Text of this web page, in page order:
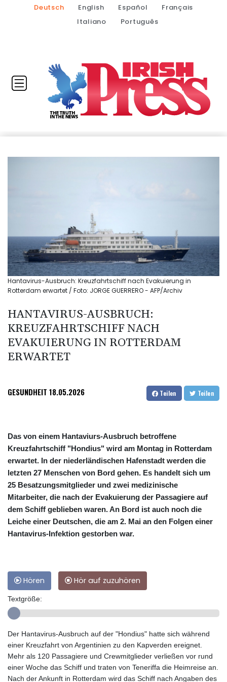
Deutsch English Español
Français
Italiano
Português
Hantavirus-Ausbruch: Kreuzfahrtschiff nach Evakuierung in
Rotterdam erwartet / Foto: JORGE GUERRERO - AFP/Archiv
HANTAVIRUS-AUSBRUCH:
KREUZFAHRTSCHIFF NACH
EVAKUIERUNG IN ROTTERDAM
ERWARTET
GESUNDHEIT 18.05.2026 Teilen Teilen
Das von einem Hantaviurs-Ausbruch betroffene
Kreuzfahrtschiff "Hondius" wird am Montag in Rotterdam
erwartet. In der niederländischen Hafenstadt werden die
letzten 27 Menschen von Bord gehen. Es handelt sich um
25 Besatzungsmitglieder und zwei medizinische
Mitarbeiter, die nach der Evakuierung der Passagiere auf
dem Schiff geblieben waren. An Bord ist auch noch die
Leiche einer Deutschen, die am 2. Mai an den Folgen einer
Hantavirus-Infektion gestorben war.
Hören Hör auf zuzuhören
Textgröße:
Der Hantavirus-Ausbruch auf der "Hondius" hatte sich während
einer Kreuzfahrt von Argentinien zu den Kapverden ereignet.
Mehr als 120 Passagiere und Crewmitglieder verließen vor rund
einer Woche das Schiff und traten von Teneriffa die Heimreise an.
Nach der Ankunft in Rotterdam wird das Schiff nach Angaben des